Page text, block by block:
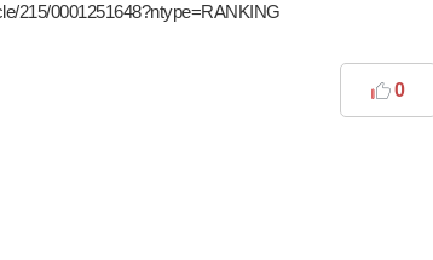
215/0001251648?ntype=RANKING
0